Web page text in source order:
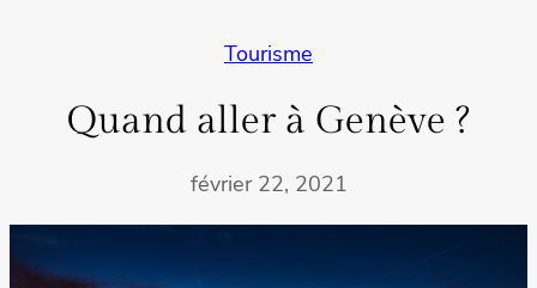
Tourisme
Quand aller à Genève ?
février 22, 2021